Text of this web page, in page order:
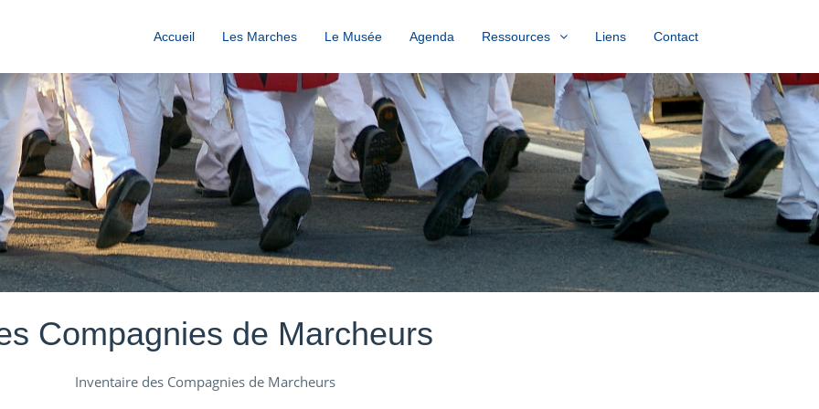
Accueil Les Marches Le Musée Agenda Ressources Liens Contact
Compagnies de Marcheurs
Inventaire des Compagnies de Marcheurs